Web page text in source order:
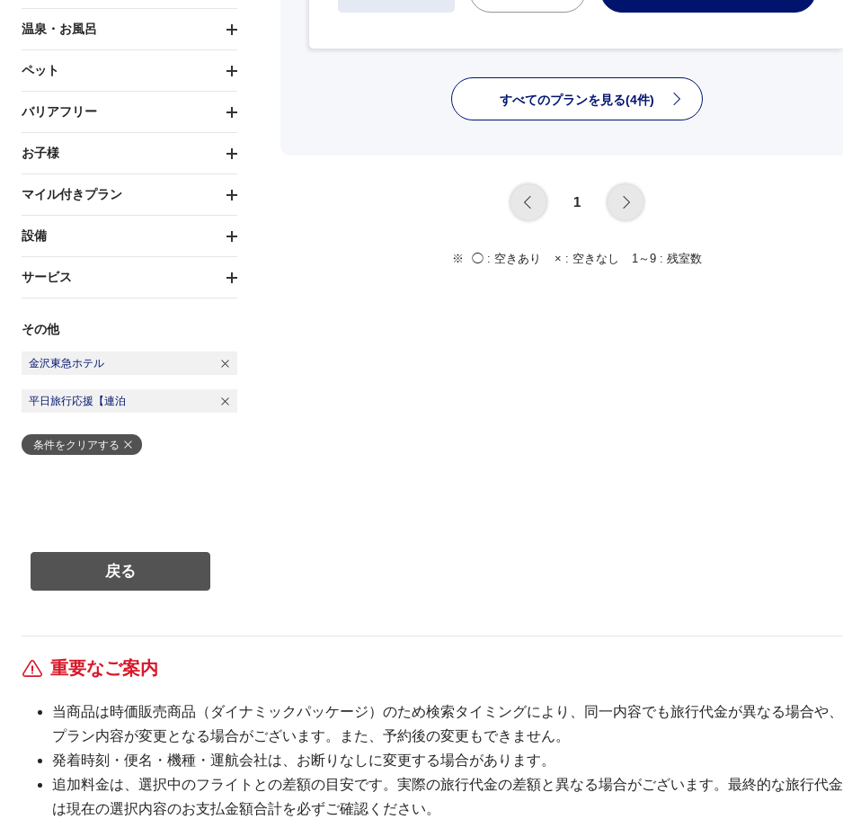
温泉・お風呂
ペット
バリアフリー
お子様
マイル付きプラン
設備
サービス
その他
金沢東急ホテル
平日旅行応援【連泊
条件をクリアする
すべてのプランを見る(4件)
1
◯ : 空きあり × : 空きなし 1～9 : 残室数
重要なご案内
当商品は時価販売商品（ダイナミックパッケージ）のため検索タイミングにより、同一内容でも旅行代金が異なる場合や、
プラン内容が変更となる場合がございます。また、予約後の変更もできません。
発着時刻・便名・機種・運航会社は、お断りなしに変更する場合があります。
追加料金は、選択中のフライトとの差額の目安です。実際の旅行代金の差額と異なる場合がございます。最終的な旅行代金
は現在の選択内容のお支払金額合計を必ずご確認ください。